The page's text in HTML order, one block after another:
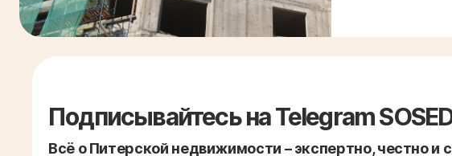
Подписывайтесь на Telegram
Всё о Питерской недвижимости – экспертно, честно и